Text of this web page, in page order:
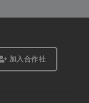
加入合作社